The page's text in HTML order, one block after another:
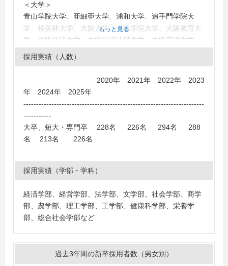
＜大学＞
青山学院大学、亜細亜大学、浦和大学、追手門学院大
学、桜美林大学、大阪大学、大阪学院大学、大阪教育大
学、大阪経済大学、大阪経済法科大学、大阪芸術大学、
大阪工業大学、大阪国際大学、大阪産業大学、大阪商業
大学、大阪市立大学、大阪成蹊大学、大阪電気通信大
京都産業大学、京都女子大学、京都橘大学、近畿大学、
士舘大学、駒澤大学、埼玉学園大学、相模女子大学、滋
賀大学、四天王寺大学、湘南工科大学、昭和女子大学、
城西大学、上智大学、女子栄養大学、水産大学校、成城
大学、清泉女子大学、摂南大学、専修大学、千里金蘭大
学、創価大学、園田学園女子大学、大正大学、高千穂大
京大学、帝京平成大学、帝塚山大学、天理大学、東海大
学、東京家政学院大学、東京経済大学、東京工科大学、
もっと見る
採用実績（人数）
2020年 2021年 2022年 2023
年 2024年 2025年
-----------------------------------------------------------------------
-----------
大卒、短大・専門卒 228名 226名 294名 288
名 213名 226名
採用実績（学部・学科）
経済学部、経営学部、法学部、文学部、社会学部、商学
部、農学部、理工学部、工学部、健康科学部、栄養学
部、総合社会学部など
過去3年間の新卒採用者数（男女別）